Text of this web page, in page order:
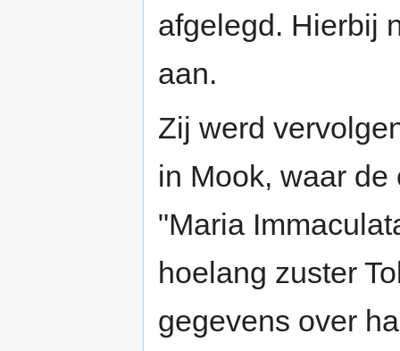
afgelegd. Hierbij
aan.
Zij werd
in Mook, waar
"Maria
hoelang zuster
gegevens over